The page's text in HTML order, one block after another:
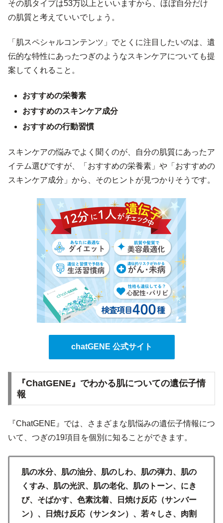
その肌タイプは53万以上といいますから、ほぼ自分だけ
の肌質と考えていいでしょう。
「肌スペシャルコンテンツ」でとくに注目したいのは、遺
伝的な特性にあったつぎのようなスキンケアについても提
案してくれること。
おすすめの栄養素
おすすめのスキンケア成分
おすすめの行動習慣
スキンケアの悩みでよく聞くのが、自分の肌質にあったア
イテム選びですが、「おすすめの栄養素」や「おすすめの
スキンケア成分」から、そのヒントが見つかりそうです。
chatGENE 公式サイト
『ChatGENE』でわかる肌についての遺伝子情
報
『ChatGENE』では、さまざまな肌悩みの遺伝子情報につ
いて、つぎの19項目を個別に知ることができます。
肌の水分、肌の油分、肌のしわ、肌の弾力、肌の
くすみ、肌の光沢、肌の老化、肌のトーン、にき
び、そばかす、色素沈着、日焼け反応（サンバー
ン）、日焼け反応（サンタン）、若々しさ、肉割